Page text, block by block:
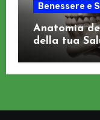
Benessere e
Anatomia
della tua